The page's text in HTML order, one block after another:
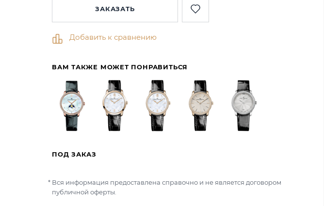
ЗАКАЗАТЬ
Добавить к сравнению
ВАМ ТАКЖЕ МОЖЕТ ПОНРАВИТЬСЯ
ПОД ЗАКАЗ
Вся информация предоставлена справочно и не является договором
публичной оферты.